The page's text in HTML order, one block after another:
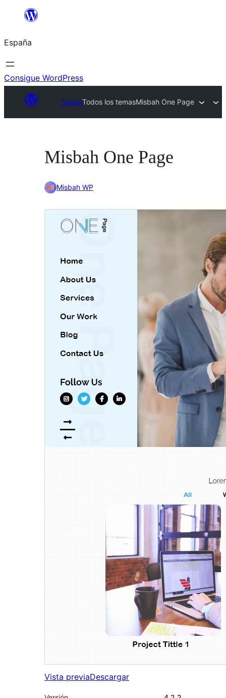
Saltar
contenido
España
Consigue WordPress
TemasTodos los temasMisbah One Page
Misbah One Page
Misbah WP
Vista previaDescargar